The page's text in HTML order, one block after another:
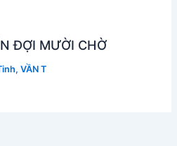
ĐỢI MƯỜI CHỜ
,VẦN T